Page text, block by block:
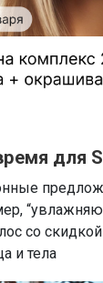
для
со
и тела